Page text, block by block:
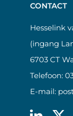
CONTACT
Hesselink
(ingang
6703 CT
Telefoon:
E-mail: